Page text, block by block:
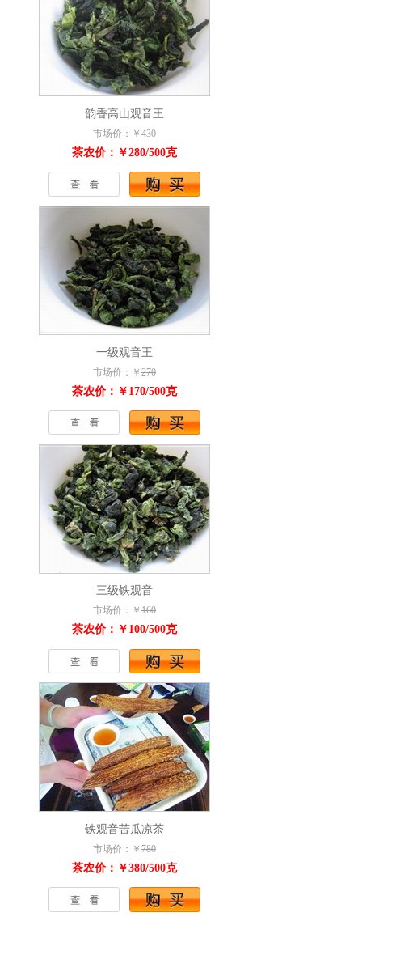
韵香高山观音王
市场价：￥ 430
茶农价：￥280/500克
一级观音王
市场价：￥ 270
茶农价：￥170/500克
三级铁观音
市场价：￥ 160
茶农价：￥100/500克
铁观音苦瓜凉茶
市场价：￥ 780
茶农价：￥380/500克